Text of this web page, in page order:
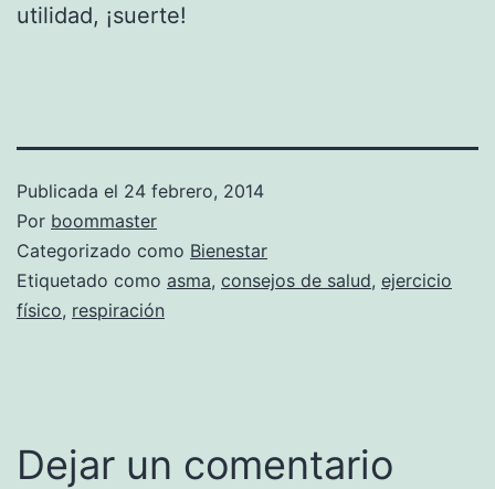
utilidad, ¡suerte!
Publicada el 24 febrero, 2014
Por boommaster
Categorizado como Bienestar
Etiquetado como asma, consejos de salud, ejercicio
físico, respiración
Dejar un comentario